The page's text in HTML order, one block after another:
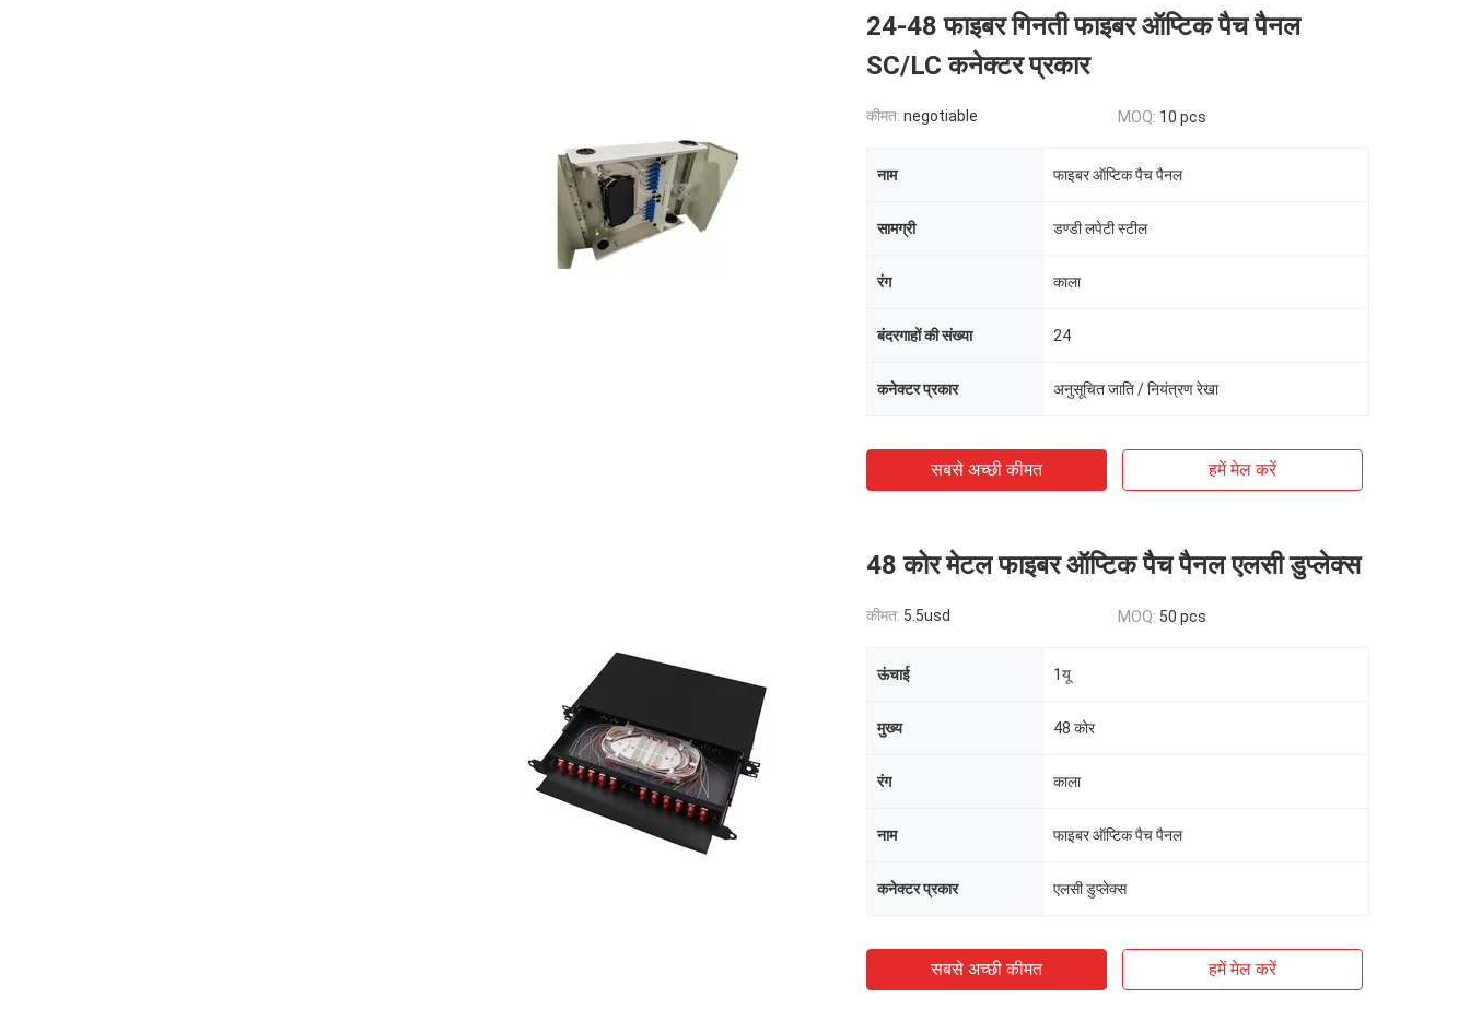
24-48 फाइबर गिनती फाइबर ऑप्टिक पैच पैनल
SC/LC कनेक्टर प्रकार
कीमत: negotiable MOQ: 10 pcs
नाम फाइबर ऑप्टिक पैच पैनल
सामग्री डण्डी लपेटी स्टील
रंग काला
बंदरगाहों की संख्या 24
कनेक्टर प्रकार अनुसूचित जाति / नियंत्रण रेखा
सबसे अच्छी कीमत हमें मेल करें
48 कोर मेटल फाइबर ऑप्टिक पैच पैनल एलसी डुप्लेक्स
कीमत: 5.5usd MOQ: 50 pcs
ऊंचाई 1यू
मुख्य 48 कोर
रंग काला
नाम फाइबर ऑप्टिक पैच पैनल
कनेक्टर प्रकार एलसी डुप्लेक्स
सबसे अच्छी कीमत हमें मेल करें